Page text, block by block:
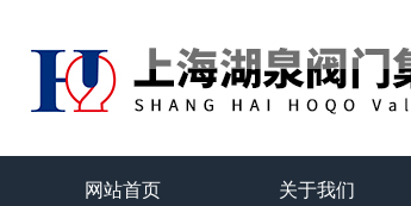
网站首页 关于我们